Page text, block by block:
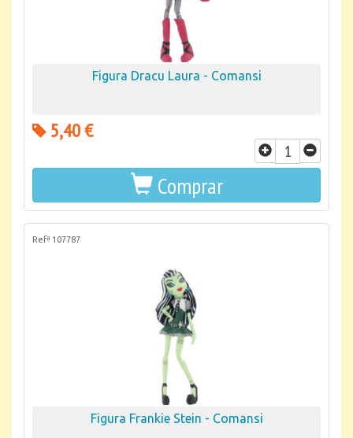
Figura Dracu Laura - Comansi
5,40 €
Comprar
Refª 107787
Figura Frankie Stein - Comansi